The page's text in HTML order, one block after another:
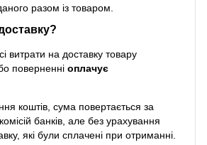
разом із товаром.
витрати на доставку товару
поверненні оплачує
коштів, сума повертається за
банків, але без урахування
які були сплачені при отриманні.